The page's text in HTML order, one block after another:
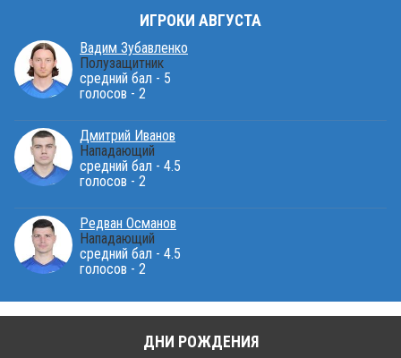
ИГРОКИ АВГУСТА
Вадим Зубавленко
Полузащитник
средний бал - 5
голосов - 2
Дмитрий Иванов
Нападающий
средний бал - 4.5
голосов - 2
Редван Османов
Нападающий
средний бал - 4.5
голосов - 2
ДНИ РОЖДЕНИЯ